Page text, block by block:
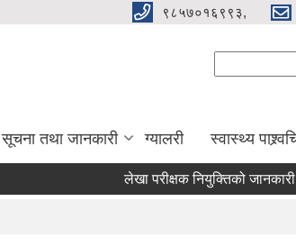
९८५७०१६९९३,
सूचना तथा जानकारी ग्यालरी स्वास्थ्य
लेखा परीक्षक नियुक्तिको जानकारी